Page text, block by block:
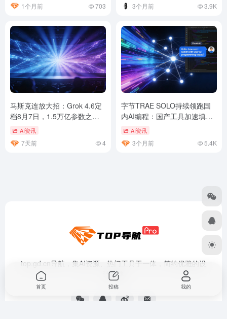
1个月前 703 3个月前 3.9K
马斯克连放大招：Grok 4.6定
档8月7日，1.5万亿参数之后
还有2.1万亿的Grok 4.7
AI资讯
7天前 4
字节TRAE SOLO持续领跑国
内AI编程：国产工具加速填补
体验断档
AI资讯
3个月前 5.4K
top.gd.cn导航，集AI资源、热门工具于一体，简约优雅的设
计风格
首页 投稿 我的